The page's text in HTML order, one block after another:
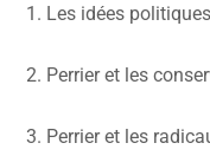
1. Les idées
2. Perrier et les
3. Perrier et les